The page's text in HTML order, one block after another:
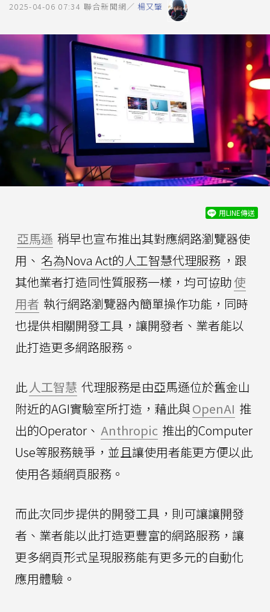
2025-04-06 07:34 聯合新聞網／ 楊又肇
用LINE傳送
亞馬遜 稍早也宣布推出其對應網路瀏覽器使
用、 名為Nova Act的人工智慧代理服務 ，跟
其他業者打造同性質服務一樣，均可協助使
用者 執行網路瀏覽器內簡單操作功能，同時
也提供相關開發工具，讓開發者、業者能以
此打造更多網路服務。
此人工智慧 代理服務是由亞馬遜位於舊金山
附近的AGI實驗室所打造，藉此與OpenAI 推
出的Operator、 Anthropic 推出的Computer
Use等服務競爭，並且讓使用者能更方便以此
使用各類網頁服務。
而此次同步提供的開發工具，則可讓讓開發
者、業者能以此打造更豐富的網路服務，讓
更多網頁形式呈現服務能有更多元的自動化
應用體驗。